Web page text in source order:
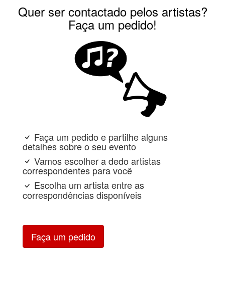
Quer ser contactado pelos artistas?
Faça um pedido!
Faça um pedido e partilhe alguns
detalhes sobre o seu evento
Vamos escolher a dedo artistas
correspondentes para você
Escolha um artista entre as
correspondências disponíveis
Faça um pedido